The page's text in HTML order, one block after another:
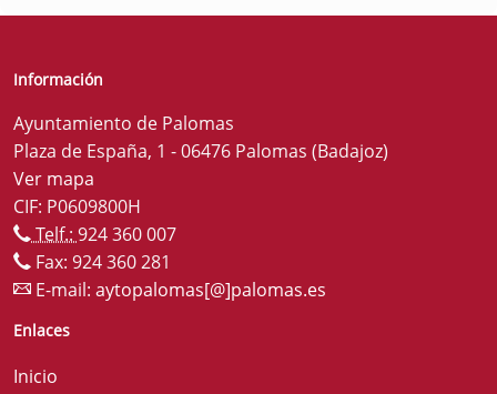
Información
Ayuntamiento de Palomas
Plaza de España, 1 - 06476 Palomas (Badajoz)
Ver mapa
CIF: P0609800H
Telf.: 924 360 007
Fax: 924 360 281
E-mail: aytopalomas[@]palomas.es
Enlaces
Inicio